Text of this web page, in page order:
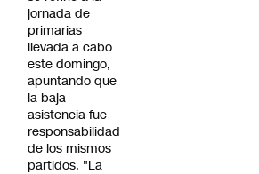
jornada de
primarias
llevada a cabo
este domingo,
apuntando que
la baja
asistencia fue
responsabilidad
de los mismos
partidos. "La